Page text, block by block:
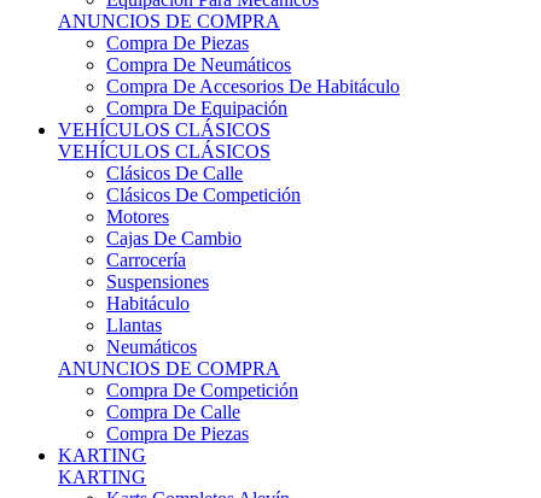
ANUNCIOS DE COMPRA
Compra De Piezas
Compra De Neumáticos
Compra De Accesorios De Habitáculo
Compra De Equipación
VEHÍCULOS CLÁSICOS
VEHÍCULOS CLÁSICOS
Clásicos De Calle
Clásicos De Competición
Motores
Cajas De Cambio
Carrocería
Suspensiones
Habitáculo
Llantas
Neumáticos
ANUNCIOS DE COMPRA
Compra De Competición
Compra De Calle
Compra De Piezas
KARTING
KARTING